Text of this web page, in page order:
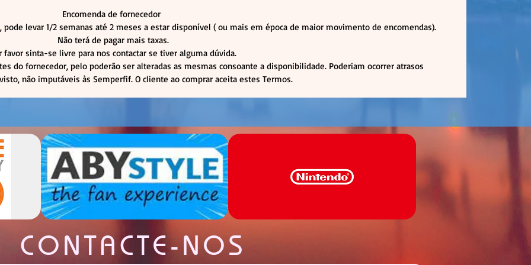
Encomenda de fornecedor
levar 1/2 semanas até 2 meses a estar disponível ( ou mais em época de maior movimento de encomendas).
Não terá de pagar mais taxas.
favor sinta-se livre para nos contactar se tiver alguma dúvida.
do fornecedor, pelo poderão ser alteradas as mesmas consoante a disponibilidade. Poderiam ocorrer atrasos
não imputáveis às Semperfif. O cliente ao comprar aceita estes Termos.
CONTACTE-NOS